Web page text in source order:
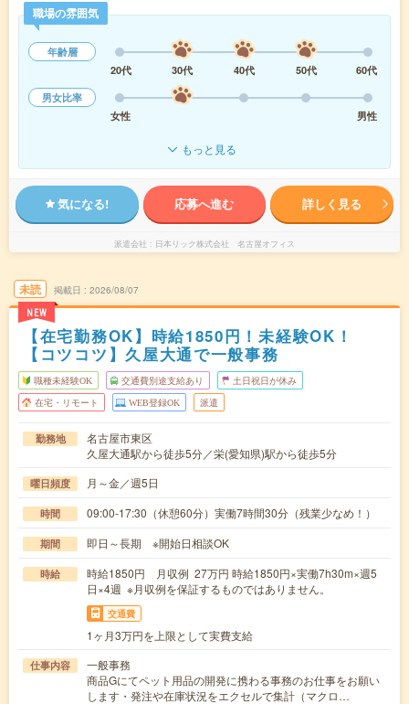
職場の雰囲気
年齢層
20代
30代 40代 50代
60代
男女比率
女性
男性
もっと見る
気になる! 応募へ進む 詳しく見る
派遣会社 日本リック株式会社 名古屋オフィス
未読
NEW
掲載日 2026/08/07
【在宅勤務OK】時給1850円！未経験OK！
【コツコツ】久屋大通で一般事務
職種未経験OK 交通費別途支給あり 土日祝日が休み
在宅・リモート WEB登録OK 派遣
勤務地
名古屋市東区
久屋大通駅から徒歩5分／栄(愛知県)駅から徒歩5分
曜日頻度 月～金／週5日
時間 09:00-17:30（休憩60分）実働7時間30分（残業少なめ！）
期間 即日～長期 ※開始日相談OK
時給
時給1850円 月収例 27万円 時給1850円×実働7h30m×週5
日×4週 ※月収例を保証するものではありません。
交通費
1ヶ月3万円を上限として実費支給
仕事内容
一般事務
商品Gにてペット用品の開発に携わる事務のお仕事をお願い
します・発注や在庫状況をエクセルで集計（マクロ…